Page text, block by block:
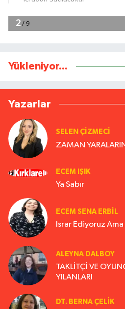
Yükleniyor...
Yazarlar
SELEN ÇİZMECİ
ZAMAN
ECEM IŞIK
Ya Sabır
ECEM SENA ERBIL
Israr Ediyoruz Ama
ALEYNA DALBOY
TAKLİTÇİ VE
YILANLARI
DT. BERNA ÇELIK